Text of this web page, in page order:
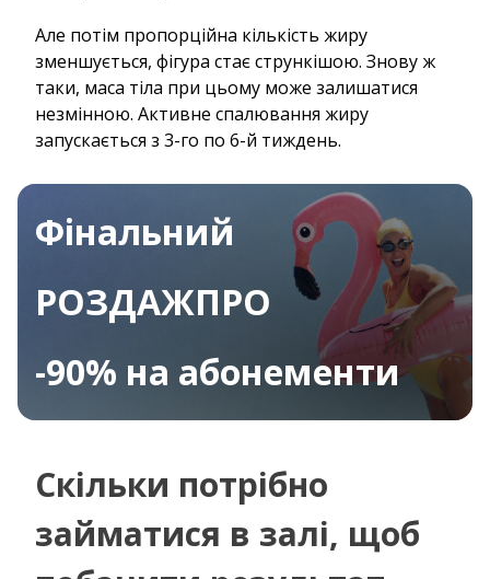
Але потім пропорційна кількість жиру
зменшується, фігура стає стрункішою. Знову ж
таки, маса тіла при цьому може залишатися
незмінною. Активне спалювання жиру
запускається з 3-го по 6-й тиждень.
Фінальний
РОЗДАЖПРО
-90% на абонементи
Скільки потрібно
займатися в залі, щоб